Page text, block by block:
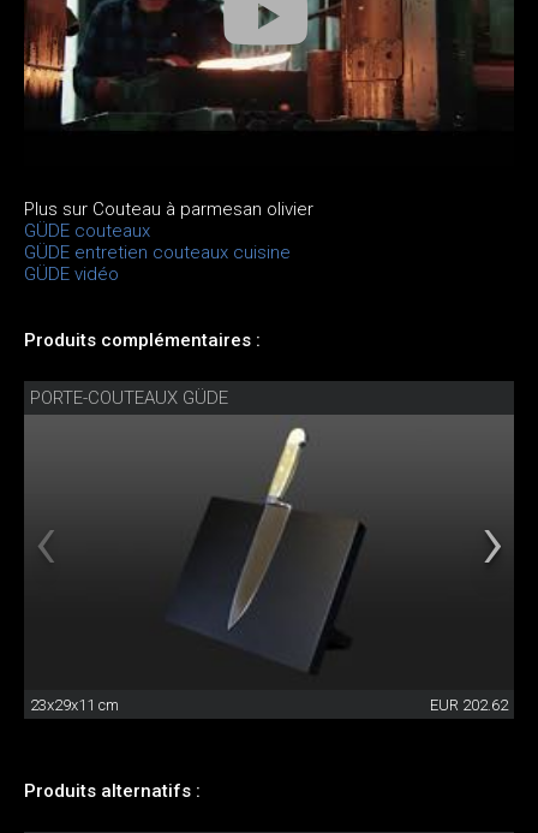
Plus sur Couteau à parmesan olivier
GÜDE couteaux
GÜDE entretien couteaux cuisine
GÜDE vidéo
Produits complémentaires :
PORTE-COUTEAUX GÜDE
23x29x11 cm EUR 202.62
Produits alternatifs :